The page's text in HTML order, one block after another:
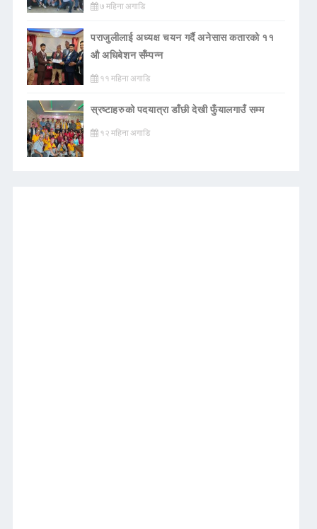
७ महिना अगाडि
पराजुलीलाई अध्यक्ष चयन गर्दै अनेसास कतारको ११
औ अधिबेशन सँम्पन्न
११ महिना अगाडि
स्रष्टाहरुको पदयात्रा डाँछी देखी फुँयालगाउँ सम्म
१२ महिना अगाडि